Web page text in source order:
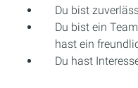
Du bist
Du bist ein
hast ein
Du hast